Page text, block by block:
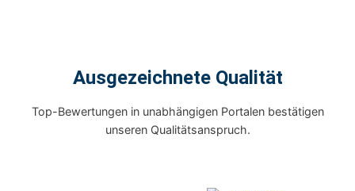
Ausgezeichnete Qualität
Top-Bewertungen in unabhängigen Portalen bestätigen
unseren Qualitätsanspruch.